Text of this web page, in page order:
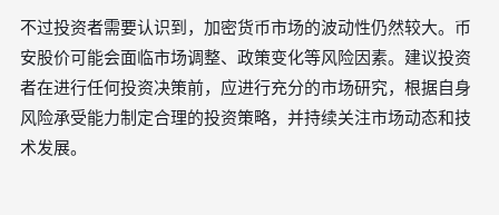
不过投资者需要认识到，加密货币市场的波动性仍然较大。币
安股价可能会面临市场调整、政策变化等风险因素。建议投资
者在进行任何投资决策前，应进行充分的市场研究，根据自身
风险承受能力制定合理的投资策略，并持续关注市场动态和技
术发展。